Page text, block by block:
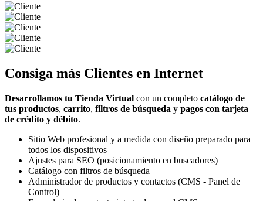
Consiga más Clientes en Internet
Desarrollamos tu Tienda Virtual con un completo catálogo de
tus productos, carrito, filtros de búsqueda y pagos con tarjeta
de crédito y débito.
Sitio Web profesional y a medida con diseño preparado para
todos los dispositivos
Ajustes para SEO (posicionamiento en buscadores)
Catálogo con filtros de búsqueda
Administrador de productos y contactos (CMS - Panel de
Control)